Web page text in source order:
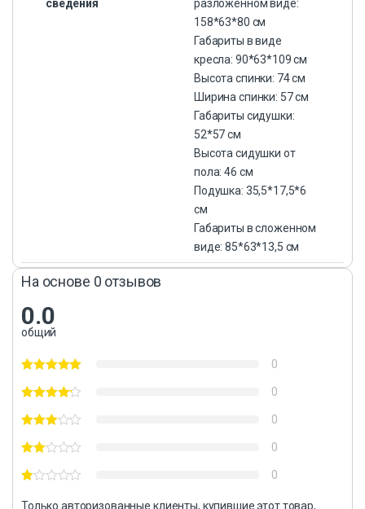
сведения
разложенном виде:
158*63*80 см
Габариты в виде
кресла: 90*63*109 см
Высота спинки: 74 см
Ширина спинки: 57 см
Габариты сидушки:
52*57 см
Высота сидушки от
пола: 46 см
Подушка: 35,5*17,5*6
см
Габариты в сложенном
виде: 85*63*13,5 см
На основе 0 отзывов
0.0
общий
0
0
0
0
0
Только авторизованные клиенты, купившие этот товар,